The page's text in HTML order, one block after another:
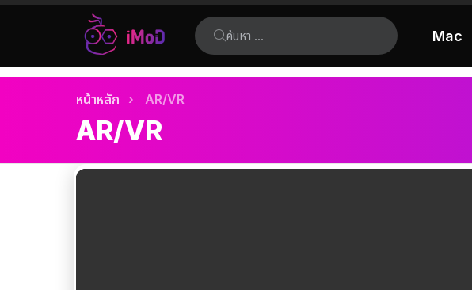
ค้นหา:
Mac
เรื่อง
ล่าสุด
คุณอยู่ที่นี่:
หน้าหลัก AR/VR
AR/VR
เรื่อง